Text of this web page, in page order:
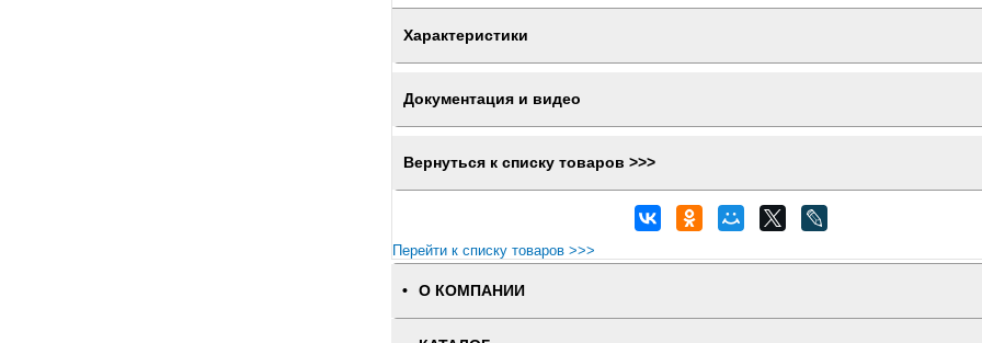
Характеристики
Документация и видео
Вернуться к списку товаров >>>
Перейти к списку товаров >>>
О КОМПАНИИ